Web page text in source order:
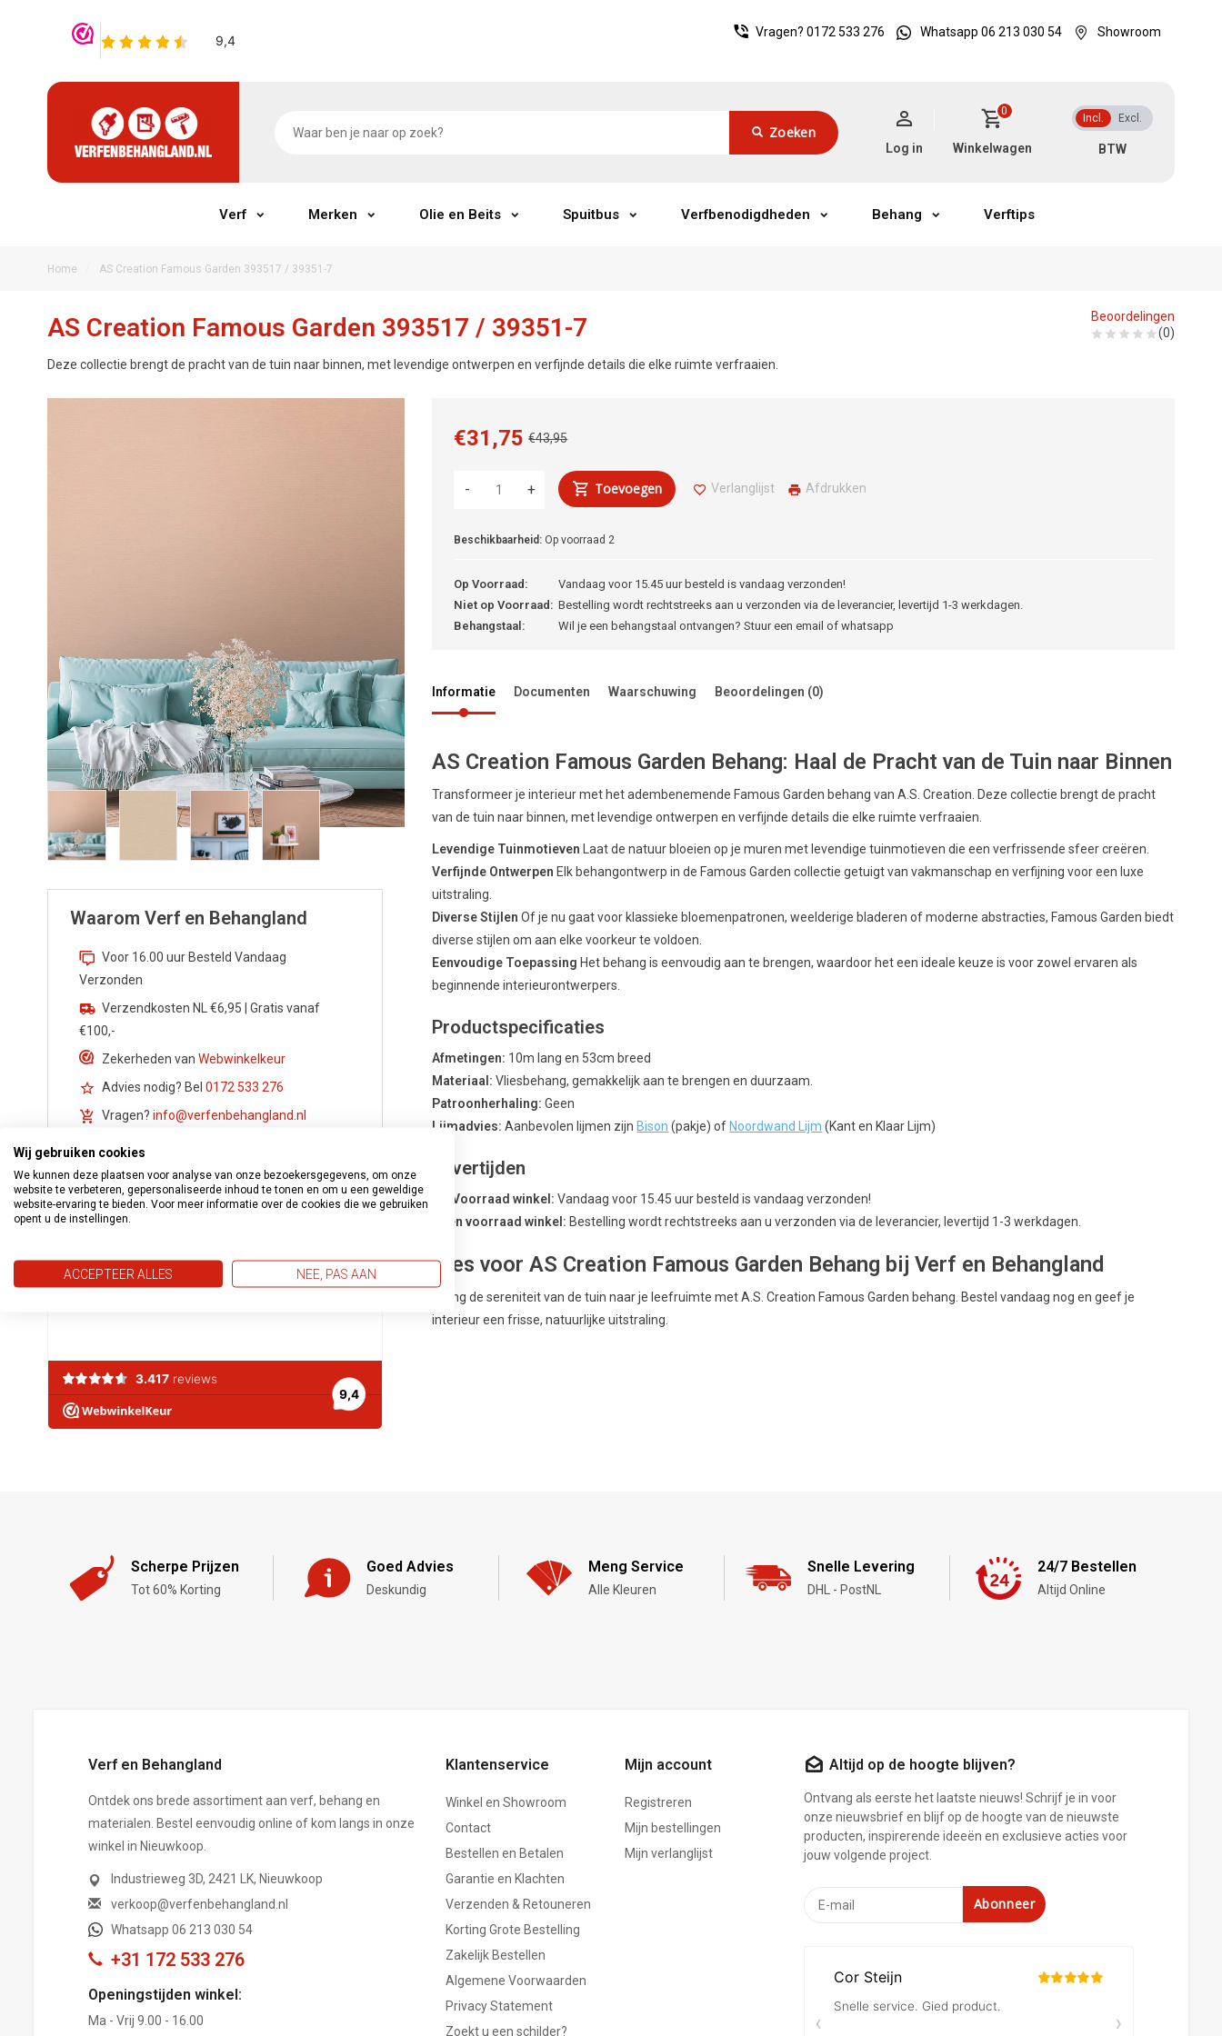
Vragen? 0172 533 276 Whatsapp 06 213 030 54 Showroom
Zoeken
Incl. Excl.
0
Winkelwagen
Log in
Verf Merken Olie en Beits Spuitbus Verfbenodigdheden Behang Verftips
Home AS Creation Famous Garden 393517 / 39351-7
AS Creation Famous Garden 393517 / 39351-7
Deze collectie brengt de pracht van de tuin naar binnen, met levendige ontwerpen en verfijnde details die elke ruimte verfraaien.
Beoordelingen
(0)
Waarom Verf en Behangland
Voor 16.00 uur Besteld Vandaag
Verzonden
Verzendkosten NL €6,95 | Gratis vanaf
€100,-
Zekerheden van Webwinkelkeur
Advies nodig? Bel 0172 533 276
Vragen? info@verfenbehangland.nl
Whatsapp
€43,95
€31,75
+
- Toevoegen Verlanglijst Afdrukken
Beschikbaarheid: Op voorraad 2
Op Voorraad:
Vandaag voor 15.45 uur besteld is vandaag verzonden!
Niet op Voorraad: Bestelling wordt rechtstreeks aan u verzonden via de leverancier, levertijd 1-3 werkdagen.
Behangstaal:
Wil je een behangstaal ontvangen? Stuur een email of whatsapp
Informatie Documenten Waarschuwing Beoordelingen (0)
AS Creation Famous Garden Behang: Haal de Pracht van de Tuin naar Binnen
Transformeer je interieur met het adembenemende Famous Garden behang van A.S. Creation. Deze collectie brengt de pracht
van de tuin naar binnen, met levendige ontwerpen en verfijnde details die elke ruimte verfraaien.
Levendige Tuinmotieven Laat de natuur bloeien op je muren met levendige tuinmotieven die een verfrissende sfeer creëren.
Verfijnde Ontwerpen Elk behangontwerp in de Famous Garden collectie getuigt van vakmanschap en verfijning voor een luxe
uitstraling.
Diverse Stijlen Of je nu gaat voor klassieke bloemenpatronen, weelderige bladeren of moderne abstracties, Famous Garden biedt
diverse stijlen om aan elke voorkeur te voldoen.
Eenvoudige Toepassing Het behang is eenvoudig aan te brengen, waardoor het een ideale keuze is voor zowel ervaren als
beginnende interieurontwerpers.
Productspecificaties
Afmetingen: 10m lang en 53cm breed
Materiaal: Vliesbehang, gemakkelijk aan te brengen en duurzaam.
Patroonherhaling: Geen
Lijmadvies: Aanbevolen lijmen zijn Bison (pakje) of Noordwand Lijm (Kant en Klaar Lijm)
Levertijden
Uit Voorraad winkel: Vandaag voor 15.45 uur besteld is vandaag verzonden!
Geen voorraad winkel: Bestelling wordt rechtstreeks aan u verzonden via de leverancier, levertijd 1-3 werkdagen.
Kies voor AS Creation Famous Garden Behang bij Verf en Behangland
Breng de sereniteit van de tuin naar je leefruimte met A.S. Creation Famous Garden behang. Bestel vandaag nog en geef je
interieur een frisse, natuurlijke uitstraling.
Scherpe Prijzen
Tot 60% Korting
Goed Advies
Deskundig
Meng Service
Alle Kleuren
Snelle Levering
DHL - PostNL
24/7 Bestellen
Altijd Online
Verf en Behangland
Ontdek ons brede assortiment aan verf, behang en
materialen. Bestel eenvoudig online of kom langs in onze
winkel in Nieuwkoop.
Industrieweg 3D, 2421 LK, Nieuwkoop
verkoop@verfenbehangland.nl
Whatsapp 06 213 030 54
+31 172 533 276
Openingstijden winkel:
Ma - Vrij 9.00 - 16.00
Klantenservice
Winkel en Showroom
Contact
Bestellen en Betalen
Garantie en Klachten
Verzenden & Retouneren
Korting Grote Bestelling
Zakelijk Bestellen
Algemene Voorwaarden
Privacy Statement
Zoekt u een schilder?
Mijn account
Registreren
Mijn bestellingen
Mijn verlanglijst
Altijd op de hoogte blijven?
Ontvang als eerste het laatste nieuws! Schrijf je in voor
onze nieuwsbrief en blijf op de hoogte van de nieuwste
producten, inspirerende ideeën en exclusieve acties voor
jouw volgende project.
Abonneer
Wij gebruiken cookies
We kunnen deze plaatsen voor analyse van onze bezoekersgegevens, om onze
website te verbeteren, gepersonaliseerde inhoud te tonen en om u een geweldige
website-ervaring te bieden. Voor meer informatie over de cookies die we gebruiken
opent u de instellingen.
ACCEPTEER ALLES NEE, PAS AAN